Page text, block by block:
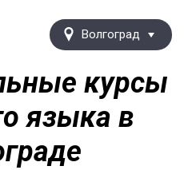
курсы
языка в
Волгоград